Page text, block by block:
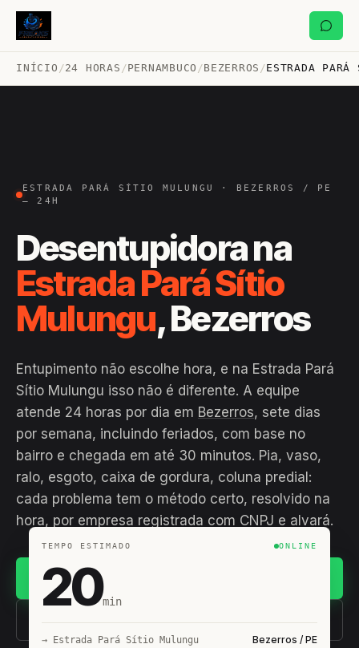
INÍCIO /24 HORAS /PERNAMBUCO /BEZERROS /ESTRADA PARÁ
ESTRADA PARÁ SÍTIO MULUNGU · BEZERROS / PE
— 24H
Desentupidora na
Estrada Pará Sítio
Mulungu, Bezerros
Entupimento não escolhe hora, e na Estrada Pará
Sítio Mulungu isso não é diferente. A equipe
atende 24 horas por dia em Bezerros, sete dias
por semana, incluindo feriados, com base no
bairro e chegada em até 30 minutos. Pia, vaso,
ralo, esgoto, caixa de gordura, coluna predial:
cada problema tem o método certo, resolvido na
hora, por empresa registrada com CNPJ e alvará.
(11) 93407-8838
TEMPO ESTIMADO ONLINE
20min
→ Estrada Pará Sítio Mulungu Bezerros / PE